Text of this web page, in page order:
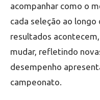
acompanhar como o
cada seleção ao
resultados
mudar, refletindo
desempenho
campeonato.